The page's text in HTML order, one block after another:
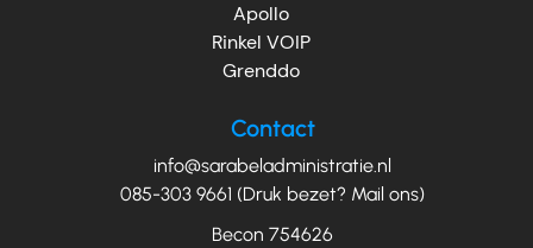
Apollo
Rinkel VOIP
Grenddo
Contact
info@sarabeladministratie.nl
085-303 9661 (Druk bezet? Mail ons)
Becon 754626